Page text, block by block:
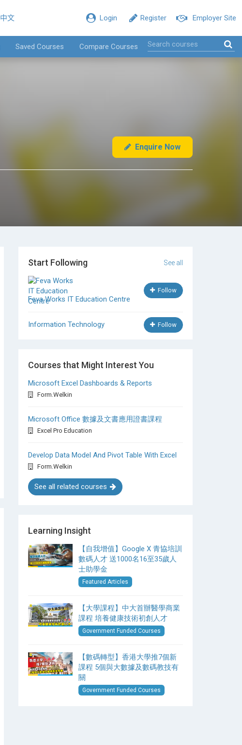
Employer Site
Register
Login
中文
Saved Courses Compare Courses
Enquire Now
Start Following See all
Feva Works IT Education Centre
Follow
Information Technology Follow
Courses that Might Interest You
Microsoft Excel Dashboards & Reports
Form.Welkin
Microsoft Office 數據及文書應用證書課程
Excel Pro Education
Develop Data Model And Pivot Table With Excel
Form.Welkin
See all related courses
Learning Insight
【自我增值】Google X 青協培訓
數碼人才 送1000名16至35歲人
士助學金
Featured Articles
【大學課程】中大首辦醫學商業
課程 培養健康技術初創人才
Government Funded Courses
【數碼轉型】香港大學推7個新
課程 5個與大數據及數碼教技有
關
Government Funded Courses